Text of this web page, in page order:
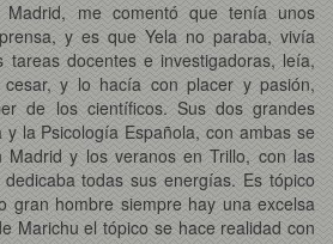
Madrid, me comentó que tenía unos
y es que Yela no paraba, vivía
docentes e investigadoras, leía,
y lo hacía con placer y pasión,
de los científicos. Sus dos grandes
la Psicología Española, con ambas se
Madrid y los veranos en Trillo, con las
todas sus energías. Es tópico
gran hombre siempre hay una excelsa
Marichu el tópico se hace realidad con